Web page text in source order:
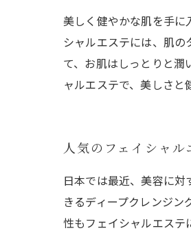
美しく健やかな肌を手に
シャルエステには、肌
て、お肌はしっとりと
ャルエステで、美しさと
人気のフェイシャル
日本では最近、美容に
きるディープクレンジ
性もフェイシャルエステ